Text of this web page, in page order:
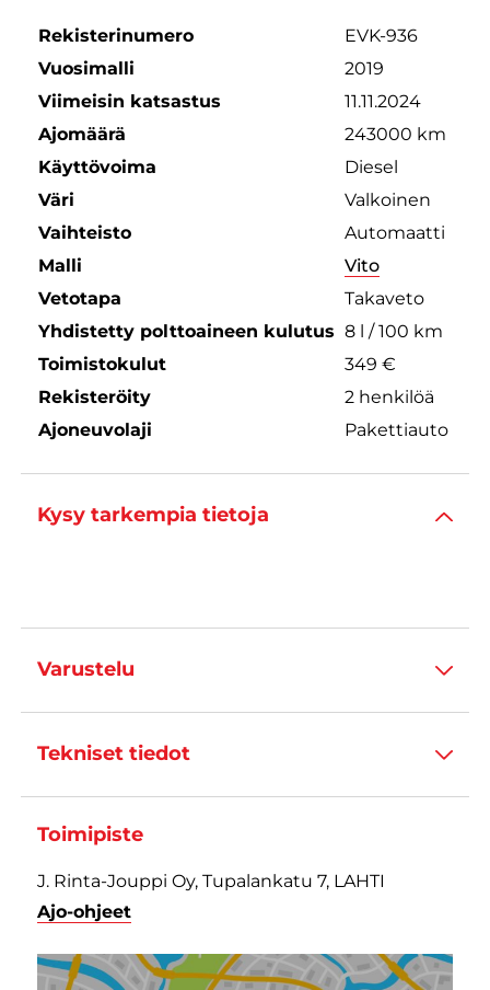
Rekisterinumero
EVK-936
Vuosimalli
2019
Viimeisin katsastus
11.11.2024
Ajomäärä
243000 km
Käyttövoima
Diesel
Väri
Valkoinen
Vaihteisto
Automaatti
Malli
Vito
Vetotapa
Takaveto
Yhdistetty polttoaineen kulutus 8 l / 100 km
Toimistokulut
349 €
Rekisteröity
2 henkilöä
Ajoneuvolaji
Pakettiauto
Kysy tarkempia tietoja
Varustelu
Tekniset tiedot
Toimipiste
J. Rinta-Jouppi Oy, Tupalankatu 7, LAHTI
Ajo-ohjeet